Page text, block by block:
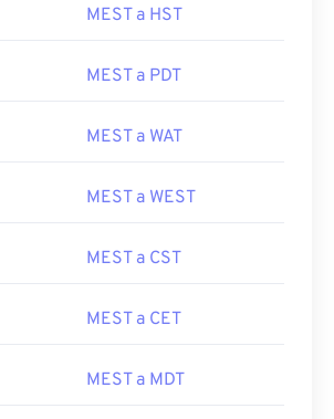
MEST a HST
MEST a PDT
MEST a WAT
MEST a WEST
MEST a CST
MEST a CET
MEST a MDT